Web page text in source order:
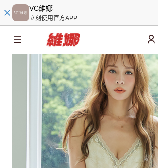
VC維娜
立刻使用官方APP